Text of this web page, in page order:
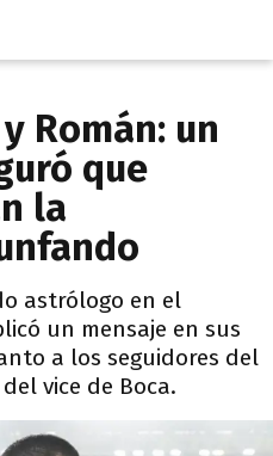
Román: un
que
la
astrólogo en el
un mensaje en sus
a los seguidores del
vice de Boca.